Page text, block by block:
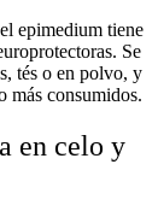
epimedium tiene
Se
tés o en polvo, y
más consumidos.
en celo y